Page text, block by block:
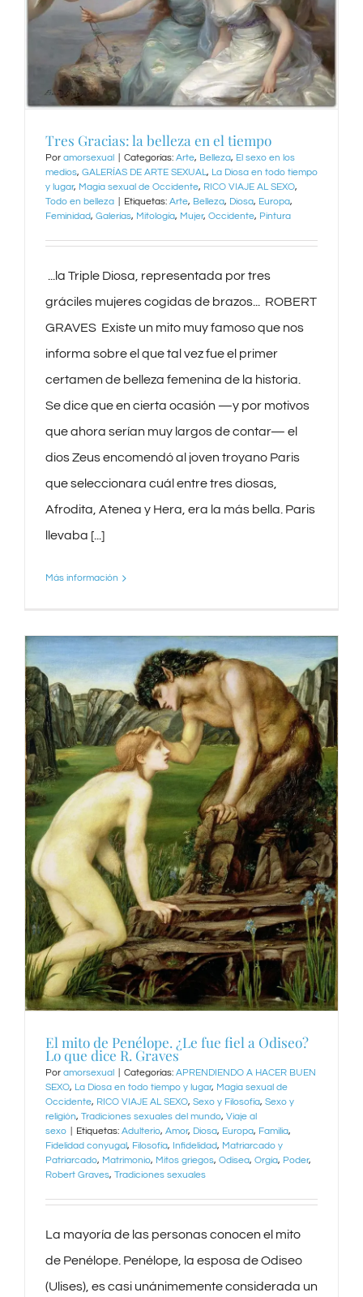
Tres Gracias: la belleza en el tiempo
Por amorsexual Categorías: Arte, Belleza, El sexo en los
medios, GALERÍAS DE ARTE SEXUAL, La Diosa en todo tiempo
y lugar, Magia sexual de Occidente, RICO VIAJE AL SEXO,
Todo en belleza
Etiquetas: Arte, Belleza, Diosa, Europa,
Feminidad, Galerías, Mitología, Mujer, Occidente, Pintura
‌ ...la Triple Diosa, representada por tres
gráciles mujeres cogidas de brazos... ‌ ROBERT
GRAVES ‌ Existe un mito muy famoso que nos
informa sobre el que tal vez fue el primer
certamen de belleza femenina de la historia.
Se dice que en cierta ocasión —y por motivos
que ahora serían muy largos de contar— el
dios Zeus encomendó al joven troyano Paris
que seleccionara cuál entre tres diosas,
Afrodita, Atenea y Hera, era la más bella. Paris
llevaba [...]
Más información
El mito de Penélope. ¿Le fue fiel a Odiseo?
Lo que dice R. Graves
Por amorsexual Categorías: APRENDIENDO A HACER BUEN
SEXO, La Diosa en todo tiempo y lugar, Magia sexual de
Occidente, RICO VIAJE AL SEXO, Sexo y Filosofía, Sexo y
religión, Tradiciones sexuales del mundo, Viaje al
sexo
Etiquetas: Adulterio, Amor, Diosa, Europa, Familia,
Fidelidad conyugal, Filosofía, Infidelidad, Matriarcado y
Patriarcado, Matrimonio, Mitos griegos, Odisea, Orgía, Poder,
Robert Graves, Tradiciones sexuales
La mayoría de las personas conocen el mito
de Penélope. Penélope, la esposa de Odiseo
(Ulises), es casi unánimemente considerada un